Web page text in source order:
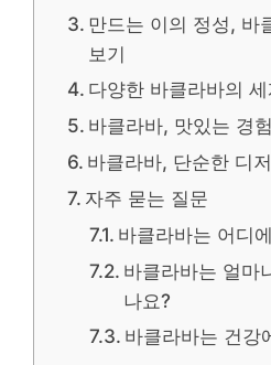
만드는 이의 정성, 바
보기
다양한 바클라바의
바클라바, 맛있는 경
바클라바, 단순한 디
자주 묻는 질문
바클라바는 어디
바클라바는 얼마
나요?
바클라바는 건강